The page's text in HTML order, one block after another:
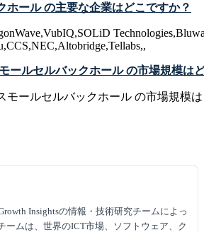
ホール の主要な企業はどこですか？
ールセルバックホール の市場規模は
モールセルバックホール の市場規模
Insightsの情報・技術研究チームによっ
ームは、世界のICT市場、ソフトウェア、ク